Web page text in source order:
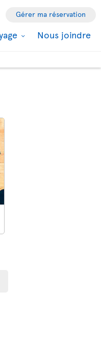
Gérer ma réservation
Nous joindre